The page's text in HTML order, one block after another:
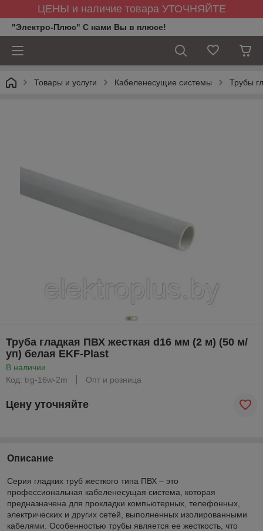
ЦЕНЫ и наличие товара УТОЧНЯЙТЕ
"Электро-Плюс" С нами Вы в плюсе!
Товары и услуги Кабеленесущие системы Трубы
Труба гладкая ПВХ жесткая d16 мм (2 м) (50 м/
уп) белая EKF-Plast
В наличии
Код: trg-16w-2m
Опт и розница
Цену уточняйте
Описание
Серия гладких труб жесткого типа ПВХ – это
профессиональная кабеленесущая система, которая
предназначена для прокладки компьютерных, телефонных,
электрических и других сетей, выполненных изолированными
кабелями. Особенностью трубы является ее жесткость, что